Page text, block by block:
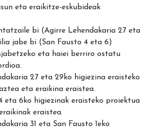
eta eraikitze-eskubideak
bi (Agirre Lehendakaria 27 eta
jabe bi (San Fausto 4 eta 6)
eta haiei berriro ostatu
27 eta 29ko higiezina eraisteko
eta eraikina eraistea.
eta 6ko higiezinak eraisteko proiektua
eraistea.
31 eta San Fausto 1eko